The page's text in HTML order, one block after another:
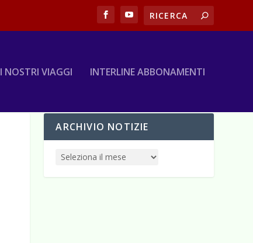
I NOSTRI VIAGGI INTERLINE ABBONAMENTI
ARCHIVIO NOTIZIE